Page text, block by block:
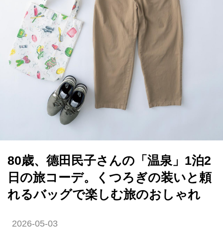
80歳、德田民子さんの「温泉」1泊2
日の旅コーデ。くつろぎの装いと頼
れるバッグで楽しむ旅のおしゃれ
2026-05-03